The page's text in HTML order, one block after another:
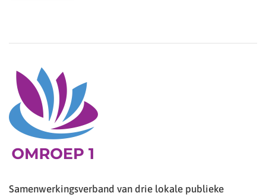
Samenwerkingsverband van drie lokale publieke